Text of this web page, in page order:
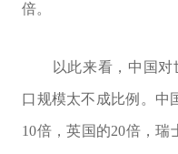
倍。
以此来看，中国对
口规模太不成比例。中
10倍，英国的20倍，瑞